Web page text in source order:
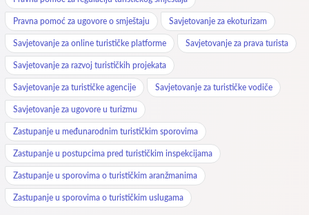
Pravna pomoć za ugovore o smještaju Savjetovanje za ekoturizam
Savjetovanje za online turističke platforme Savjetovanje za prava turista
Savjetovanje za razvoj turističkih projekata
Savjetovanje za turističke agencije Savjetovanje za turističke vodiče
Savjetovanje za ugovore u turizmu
Zastupanje u međunarodnim turističkim sporovima
Zastupanje u postupcima pred turističkim inspekcijama
Zastupanje u sporovima o turističkim aranžmanima
Zastupanje u sporovima o turističkim uslugama